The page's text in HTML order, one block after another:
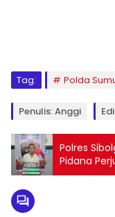
Tag: Polda
Penulis: Anggi
Polres
Pidana